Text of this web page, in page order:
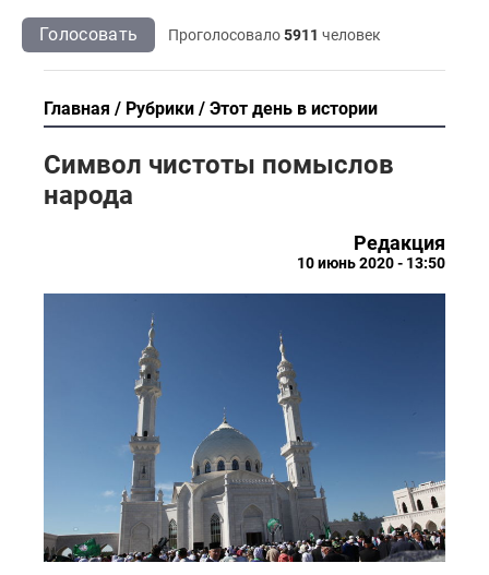
Голосовать Проголосовало5911 человек
Главная Рубрики Этот день в истории
Символ чистоты помыслов
народа
Редакция
10 июнь 2020 - 13:50